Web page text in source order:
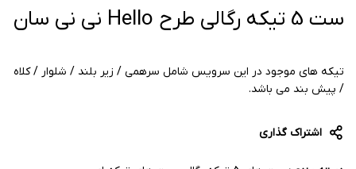
ست 5 تیکه رگالی طرح Hello نی نی سان
تیکه های موجود در این سرویس شامل سرهمی / زیر بلند / شلوار / کلاه
/ پیش بند می باشد.
اشتراک گذاری